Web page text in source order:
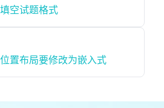
空试题格式
置布局要修改为嵌入式